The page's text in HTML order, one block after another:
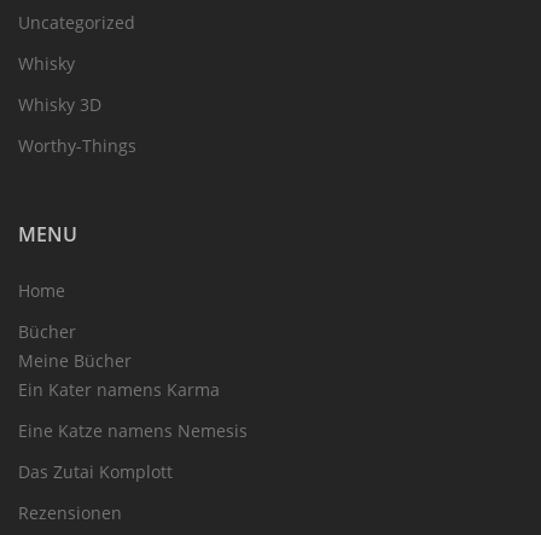
Uncategorized
Whisky
Whisky 3D
Worthy-Things
MENU
Home
Bücher
Meine Bücher
Ein Kater namens Karma
Eine Katze namens Nemesis
Das Zutai Komplott
Rezensionen